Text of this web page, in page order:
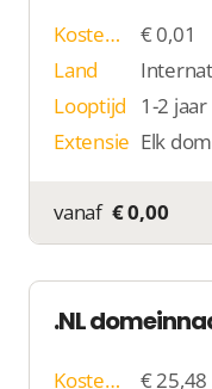
Kosten p/j
€ 0,01
Land
Looptijd
1-2 jaar
Extensie Elk
vanaf € 0,00
.NL
Kosten p/j
€ 25,48